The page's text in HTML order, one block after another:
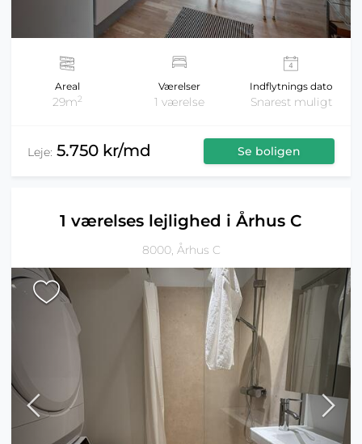
Areal
29m2
Værelser
1 værelse
Indflytnings dato
Snarest muligt
Leje: 5.750 kr/md Se boligen
1 værelses lejlighed i Århus C
8000, Århus C